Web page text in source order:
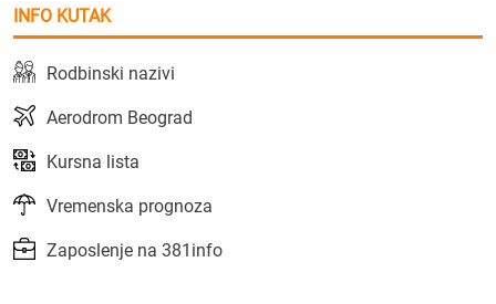
INFO KUTAK
Rodbinski nazivi
Aerodrom Beograd
Kursna lista
Vremenska prognoza
Zaposlenje na 381info